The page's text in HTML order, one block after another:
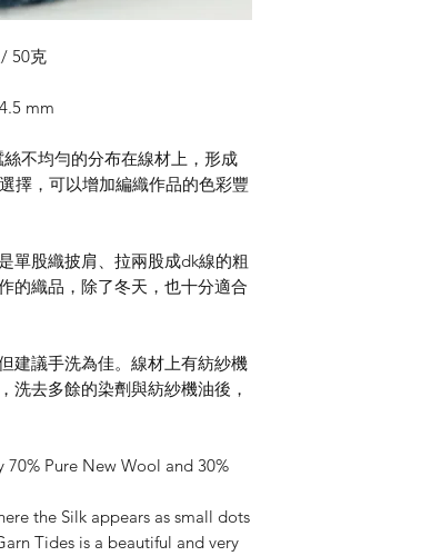
50克
mm
不均勻的分布在線材上，形成
擇，可以增加編織作品的色彩豐
單股織披肩、拉兩股成dk線的粗
的織品，除了冬天，也十分適合
建議手洗為佳。線材上有紡紗機
洗去多餘的染劑與紡紗機油後，
Pure New Wool and 30%
the Silk appears as small dots
Tides is a beautiful and very